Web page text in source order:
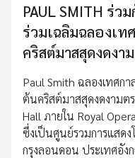
PAUL SMITH ร่วม
ร่วมเฉลิมฉลองเท
คริสต์มาสสุดงดงา
Paul Smith ฉลองเทศก
ต้นคริสต์มาสสุดงดงามต
Hall ภายใน Royal
ซึ่งเป็นศูนย์รวมการแสดง
กรุงลอนดอน ประเทศอัง